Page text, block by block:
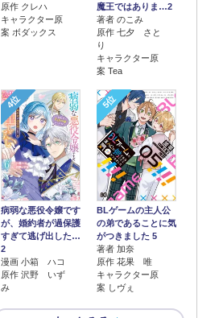
原作 クレハ
キャラクター原
案 ボダックス
魔王ではありま…2
著者 のこみ
原作 七夕 さと
り
キャラクター原
案 Tea
4位
病弱な悪役令嬢です
が、婚約者が過保護
すぎて逃げ出した…
2
漫画 小箱 ハコ
原作 沢野 いず
み
5位
BLゲームの主人公
の弟であることに気
がつきました 5
著者 加奈
原作 花果 唯
キャラクター原
案 しヴぇ